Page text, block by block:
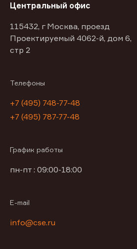
Центральный офис
115432, г Москва, проезд
Проектируемый 4062-й, дом 6,
стр 2
Телефоны
+7 (495) 748-77-48
+7 (495) 787-77-48
График работы
пн-пт : 09:00-18:00
E-mail
info@cse.ru